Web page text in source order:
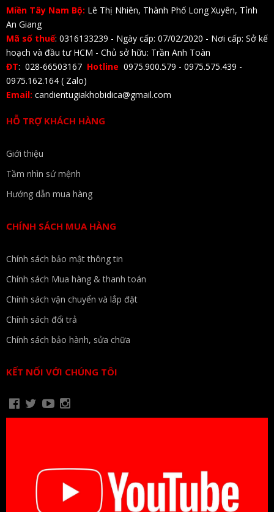
Miền Tây Nam Bộ: Lê Thị Nhiên, Thành Phố Long Xuyên, Tỉnh
An Giang
Mã số thuế: 0316133239 - Ngày cấp: 07/02/2020 - Nơi cấp: Sở kế
hoạch và đầu tư HCM - Chủ sở hữu: Trần Anh Toàn
ĐT: 028-66503167 Hotline 0975.900.579 - 0975.575.439 -
0975.162.164 ( Zalo)
Email: candientugiakhobidica@gmail.com
HỖ TRỢ KHÁCH HÀNG
Giới thiệu
Tầm nhìn sứ mệnh
Hướng dẫn mua hàng
CHÍNH SÁCH MUA HÀNG
Chính sách bảo mật thông tin
Chính sách Mua hàng & thanh toán
Chính sách vận chuyển và lắp đặt
Chính sách đổi trả
Chính sách bảo hành, sửa chữa
KẾT NỐI VỚI CHÚNG TÔI